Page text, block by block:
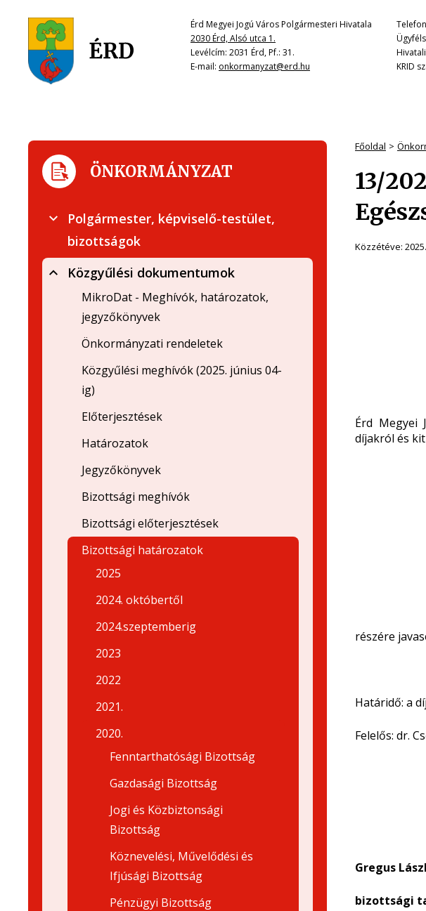
Érd Megyei Jogú Város Polgármesteri Hivatala
2030 Érd, Alsó utca 1.
Levélcím: 2031 Érd, Pf.: 31.
E-mail: onkormanyzat@erd.hu
Hivatali
KRID
Főoldal
13/
Közzétéve:
Érd Megyei
díjakról és
részére
Határidő: a
Felelős: dr.
ÖNKORMÁNYZAT
Polgármester, képviselő-testület,
bizottságok
Közgyűlési dokumentumok
MikroDat - Meghívók, határozatok,
jegyzőkönyvek
Önkormányzati rendeletek
Közgyűlési meghívók (2025. június 04-
ig)
Előterjesztések
Határozatok
Jegyzőkönyvek
Bizottsági meghívók
Bizottsági előterjesztések
Bizottsági határozatok
2025
2024. októbertől
2024.szeptemberig
2023
2022
2021.
2020.
Fenntarthatósági Bizottság
Gazdasági Bizottság
Jogi és Közbiztonsági
Bizottság
Köznevelési, Művelődési és
Ifjúsági Bizottság
Pénzügyi Bizottság